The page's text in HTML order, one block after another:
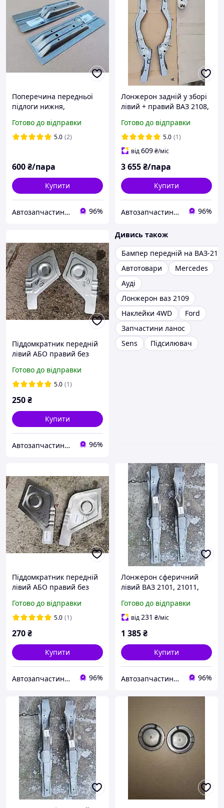
Поперечина передньої
підлоги нижня,
лонжерон бічний Daewoo
Lanos, sens, (Деу Ланос,
Готово до відправки
5.0 (2)
600₴/пара
Купити
Автозапчастини adamcompani 96%
Лонжерон задній у зборі
лівий + правий ВАЗ 2108,
2115 (з двох частин),
Україна
Готово до відправки
5.0 (1)
від609₴/міс
3 655₴/пара
Купити
Автозапчастини adamcompani 96%
Піддомкратник передній
лівий АБО правий без
мм ВАЗ 2110, 2111, 2112,
2170, 2171, 2172
Готово до відправки
5.0 (1)
250₴
Купити
Автозапчастини adamcompani 96%
Дивись також
Бампер передній на ВАЗ-
Автотовари
Mercedes
Ауді
Лонжерон ваз 2109
Наклейки 4WD
Ford
Запчастини ланос
Sens
Підсилювач
Піддомкратник передній
лівий АБО правий без
мм ВАЗ 2110, 2111, 2112,
2170, 2171, 2172
Готово до відправки
5.0 (1)
270₴
Купити
Автозапчастини adamcompani 96%
Лонжерон сферичний
лівий ВАЗ 2101, 21011,
2105, 2106, 2107 (пр-во
Україна)
Готово до відправки
від231 ₴/міс
1 385₴
Купити
Автозапчастини adamcompani 96%